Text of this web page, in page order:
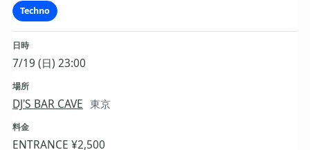
Techno
日時
7/19 (日) 23:00
場所
DJ'S BAR CAVE 東京
料金
ENTRANCE ¥2,500